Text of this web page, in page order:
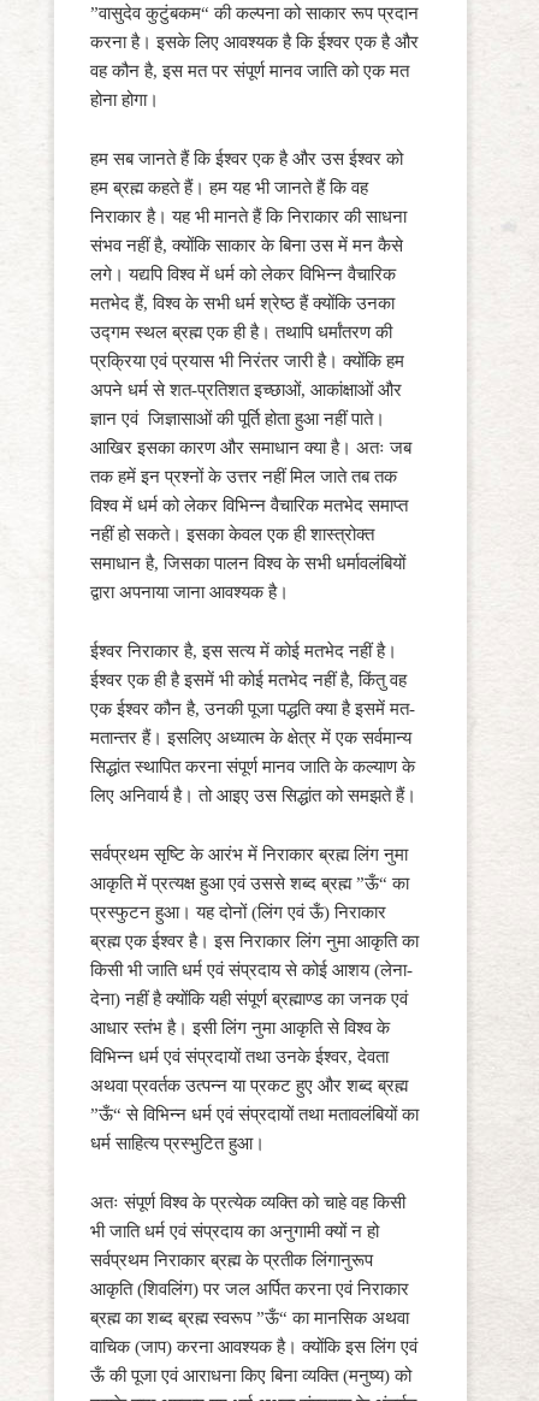
”वासुदेव कुटुंबकम“ की कल्पना को साकार रूप प्रदान
करना है। इसके लिए आवश्यक है कि ईश्वर एक है और
वह कौन है, इस मत पर संपूर्ण मानव जाति को एक मत
होना होगा।
हम सब जानते हैं कि ईश्वर एक है और उस ईश्वर को
हम ब्रह्म कहते हैं। हम यह भी जानते हैं कि वह
निराकार है। यह भी मानते हैं कि निराकार की साधना
संभव नहीं है, क्योंकि साकार के बिना उस में मन कैसे
लगे। यद्यपि विश्व में धर्म को लेकर विभिन्न वैचारिक
मतभेद हैं, विश्व के सभी धर्म श्रेष्ठ हैं क्योंकि उनका
उद्गम स्थल ब्रह्म एक ही है। तथापि धर्मांतरण की
प्रक्रिया एवं प्रयास भी निरंतर जारी है। क्योंकि हम
अपने धर्म से शत-प्रतिशत इच्छाओं, आकांक्षाओं और
ज्ञान एवं जिज्ञासाओं की पूर्ति होता हुआ नहीं पाते।
आखिर इसका कारण और समाधान क्या है। अतः जब
तक हमें इन प्रश्नों के उत्तर नहीं मिल जाते तब तक
विश्व में धर्म को लेकर विभिन्न वैचारिक मतभेद समाप्त
नहीं हो सकते। इसका केवल एक ही शास्त्रोक्त
समाधान है, जिसका पालन विश्व के सभी धर्मावलंबियों
द्वारा अपनाया जाना आवश्यक है।
ईश्वर निराकार है, इस सत्य में कोई मतभेद नहीं है।
ईश्वर एक ही है इसमें भी कोई मतभेद नहीं है, किंतु वह
एक ईश्वर कौन है, उनकी पूजा पद्धति क्या है इसमें मत-
मतान्तर हैं। इसलिए अध्यात्म के क्षेत्र में एक सर्वमान्य
सिद्धांत स्थापित करना संपूर्ण मानव जाति के कल्याण के
लिए अनिवार्य है। तो आइए उस सिद्धांत को समझते हैं।
सर्वप्रथम सृष्टि के आरंभ में निराकार ब्रह्म लिंग नुमा
आकृति में प्रत्यक्ष हुआ एवं उससे शब्द ब्रह्म ”ऊँ“ का
प्रस्फुटन हुआ। यह दोनों (लिंग एवं ऊँ) निराकार
ब्रह्म एक ईश्वर है। इस निराकार लिंग नुमा आकृति का
किसी भी जाति धर्म एवं संप्रदाय से कोई आशय (लेना-
देना) नहीं है क्योंकि यही संपूर्ण ब्रह्माण्ड का जनक एवं
आधार स्तंभ है। इसी लिंग नुमा आकृति से विश्व के
विभिन्न धर्म एवं संप्रदायों तथा उनके ईश्वर, देवता
अथवा प्रवर्तक उत्पन्न या प्रकट हुए और शब्द ब्रह्म
”ऊँ“ से विभिन्न धर्म एवं संप्रदायों तथा मतावलंबियों का
धर्म साहित्य प्रस्भुटित हुआ।
अतः संपूर्ण विश्व के प्रत्येक व्यक्ति को चाहे वह किसी
भी जाति धर्म एवं संप्रदाय का अनुगामी क्यों न हो
सर्वप्रथम निराकार ब्रह्म के प्रतीक लिंगानुरूप
आकृति (शिवलिंग) पर जल अर्पित करना एवं निराकार
ब्रह्म का शब्द ब्रह्म स्वरूप ”ऊँ“ का मानसिक अथवा
वाचिक (जाप) करना आवश्यक है। क्योंकि इस लिंग एवं
ऊँ की पूजा एवं आराधना किए बिना व्यक्ति (मनुष्य) को